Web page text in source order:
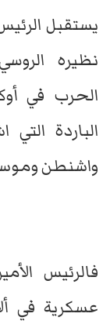
يستقبل
نظيره
الحرب في
الباردة
واشنطن
فالرئيس
عسكرية في